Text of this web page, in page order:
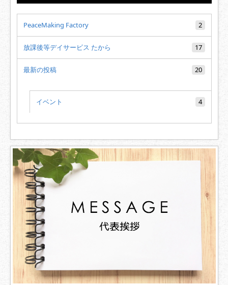
PeaceMaking Factory 2
放課後等デイサービス たから 17
最新の投稿 20
イベント 4